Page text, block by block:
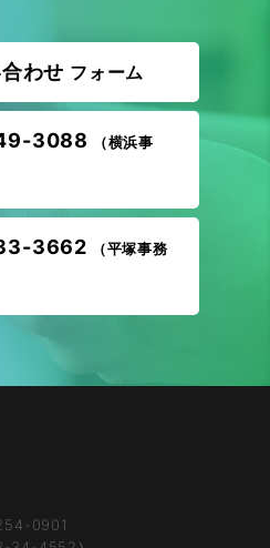
わせ フォーム
3088 （横浜事
3662 （平塚事務
0901